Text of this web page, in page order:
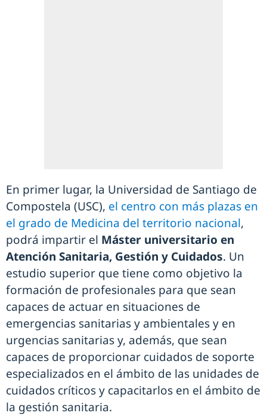
En primer lugar, la Universidad de Santiago de
Compostela (USC), el centro con más plazas en
el grado de Medicina del territorio nacional,
podrá impartir el Máster universitario en
Atención Sanitaria, Gestión y Cuidados. Un
estudio superior que tiene como objetivo la
formación de profesionales para que sean
capaces de actuar en situaciones de
emergencias sanitarias y ambientales y en
urgencias sanitarias y, además, que sean
capaces de proporcionar cuidados de soporte
especializados en el ámbito de las unidades de
cuidados críticos y capacitarlos en el ámbito de
la gestión sanitaria.